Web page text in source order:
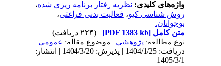
ریزی شده،
عمومى
دریافت: 1404/1/25 | پذیرش: 1404/3/20 | انتشار: